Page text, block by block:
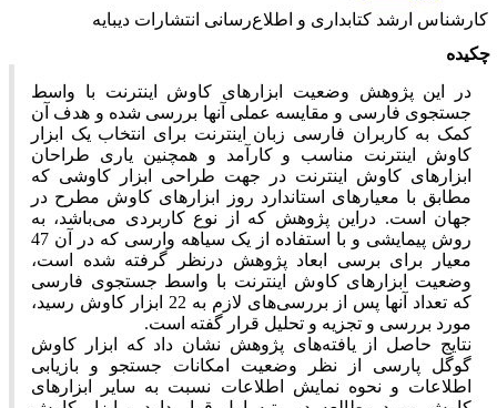
کارشناس ارشد کتابداری و اطلاع‌رسانی انتشارات دیبایه
چکیده
در این پژوهش وضعیت ابزارهای کاوش اینترنت با واسط
جستجوی فارسی و مقایسه عملی آنها بررسی شده و هدف آن
کمک به کاربران فارسی زبان اینترنت برای انتخاب یک ابزار
کاوش اینترنت مناسب و کارآمد و همچنین یاری طراحان
ابزارهای کاوش اینترنت در جهت طراحی ابزار کاوشی که
مطابق با معیارهای استاندارد روز ابزارهای کاوش مطرح در
جهان است. دراین پژوهش که از نوع کاربردی می‌باشد، به
روش پیمایشی و با استفاده از یک سیاهه وارسی که در آن 47
معیار برای برسی ابعاد پژوهش درنظر گرفته شده است،
وضعیت ابزارهای کاوش اینترنت با واسط جستجوی فارسی
که تعداد آنها پس از بررسی‌های لازم به 22 ابزار کاوش رسید،
مورد بررسی و تجزیه و تحلیل قرار گفته است.
نتایج حاصل از یافته‌های پژوهش نشان داد که ابزار کاوش
گوگل پارسی از نظر وضعیت امکانات جستجو و بازیابی
اطلاعات و نحوه نمایش اطلاعات نسبت به سایر ابزارهای